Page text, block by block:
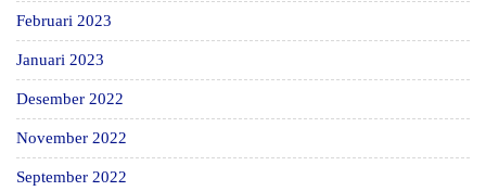
Februari 2023
Januari 2023
Desember 2022
November 2022
September 2022